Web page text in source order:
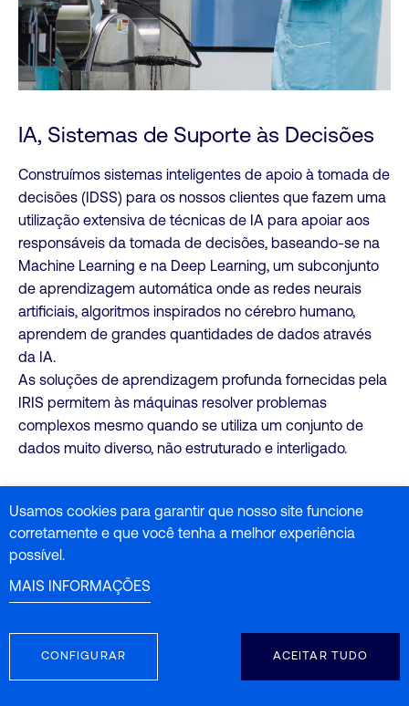
IA, Sistemas de Suporte às Decisões
Construímos sistemas inteligentes de apoio à tomada de
decisões (IDSS) para os nossos clientes que fazem uma
utilização extensiva de técnicas de IA para apoiar aos
responsáveis da tomada de decisões, baseando-se na
Machine Learning e na Deep Learning, um subconjunto
de aprendizagem automática onde as redes neurais
artificiais, algoritmos inspirados no cérebro humano,
aprendem de grandes quantidades de dados através
da IA.
As soluções de aprendizagem profunda fornecidas pela
IRIS permitem às máquinas resolver problemas
complexos mesmo quando se utiliza um conjunto de
dados muito diverso, não estruturado e interligado.
VIEW PROJECTS
Usamos cookies para garantir que nosso site funcione
corretamente e que você tenha a melhor experiência
possível.
MAIS INFORMAÇÕES
CONFIGURAR ACEITAR TUDO